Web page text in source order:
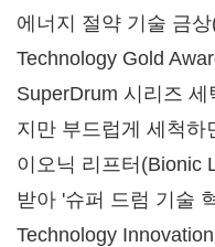
에너지 절약 기술 금
Technology Gold
SuperDrum 시리즈
지만 부드럽게 세척하
이오닉 리프터(Bionic
받아 '슈퍼 드럼 기술
Technology